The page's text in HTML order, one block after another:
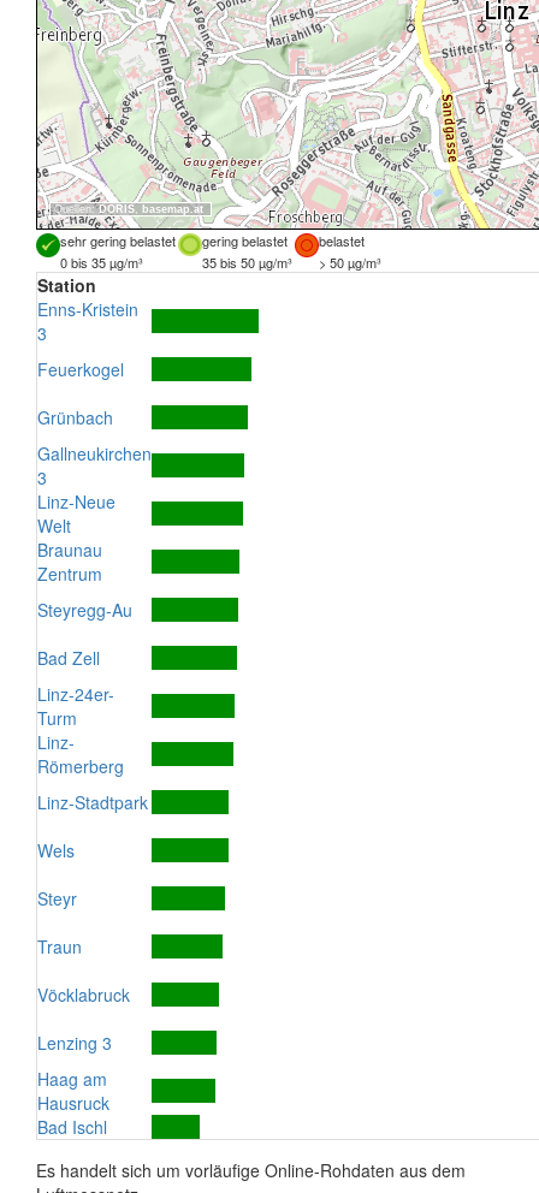
Quellen:DORIS, basemap.at
sehr gering belastet gering belastet
belastet
0 bis 35 µg/m³
35 bis 50 µg/m³ > 50 µg/m³
Station
Enns-Kristein
3
Feuerkogel
Grünbach
Gallneukirchen
3
Linz-Neue
Welt
Braunau
Zentrum
Steyregg-Au
Bad Zell
Linz-24er-
Turm
Linz-
Römerberg
Linz-Stadtpark
Wels
Steyr
Traun
Vöcklabruck
Lenzing 3
Haag am
Hausruck
Bad Ischl
Es handelt sich um vorläufige Online-Rohdaten aus dem